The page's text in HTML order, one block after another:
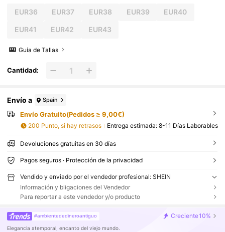
EUR36 EUR37 EUR38 EUR39 EUR40
EUR41 EUR42 EUR43
Guía de Tallas
Cantidad:
Envío a Spain
Envío Gratuito(Pedidos ≥ 9,00€)
200 Punto, si hay retrasos Entrega estimada: 8-11 Días Laborables
Devoluciones gratuitas en 30 días
Pagos seguros · Protección de la privacidad
Vendido y enviado por el vendedor profesional: SHEIN
Información y bligaciones del Vendedor
Para reportar a este vendedor y/o producto
#ambientededineroantiguo Creciente10%
Elegancia atemporal, encanto del viejo mundo.